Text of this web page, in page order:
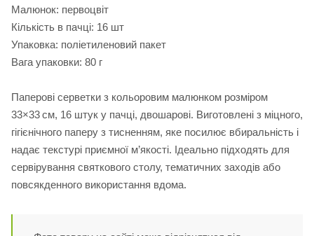
Малюнок: первоцвіт
Кількість в пачці: 16 шт
Упаковка: поліетиленовий пакет
Вага упаковки: 80 г
Паперові серветки з кольоровим малюнком розміром
33×33 см, 16 штук у пачці, двошарові. Виготовлені з міцного,
гігієнічного паперу з тисненням, яке посилює вбиральність і
надає текстурі приємної м’якості. Ідеально підходять для
сервірування святкового столу, тематичних заходів або
повсякденного використання вдома.